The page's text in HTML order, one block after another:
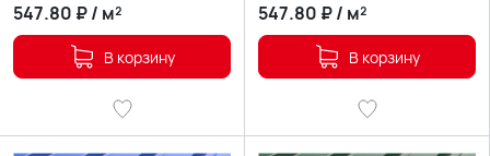
547.80 ₽/ м²
В корзину
547.80 ₽/ м²
В корзину